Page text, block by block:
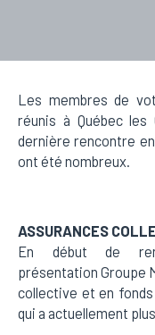
Les membres de
réunis à Québec
dernière rencontre en
ont été nombreux.
ASSURANCES
En début de
présentation Groupe
collective et en
qui a actuellement